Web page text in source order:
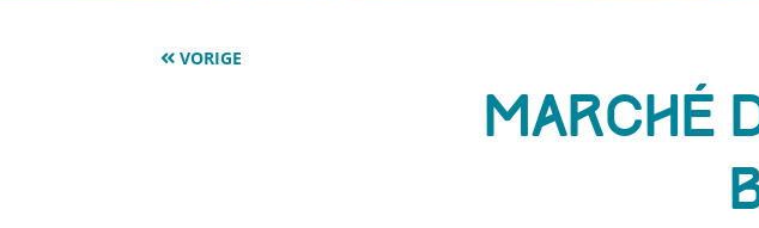
VORIGE
Marché